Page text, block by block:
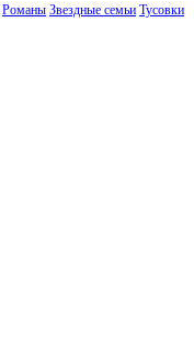
Романы Звездные семьи Тусовки